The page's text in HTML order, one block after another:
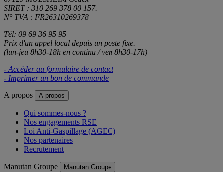
SIRET : 310 269 378 00 157.
N° TVA : FR26310269378
Tél: 09 69 36 95 95
Prix d'un appel local depuis un poste fixe.
(lun-jeu 8h30-18h en continu / ven 8h30-17h)
- Accéder au formulaire de contact
- Imprimer un bon de commande
A propos A propos
Qui sommes-nous ?
Nos engagements RSE
Loi Anti-Gaspillage (AGEC)
Nos partenaires
Recrutement
Manutan Groupe Manutan Groupe